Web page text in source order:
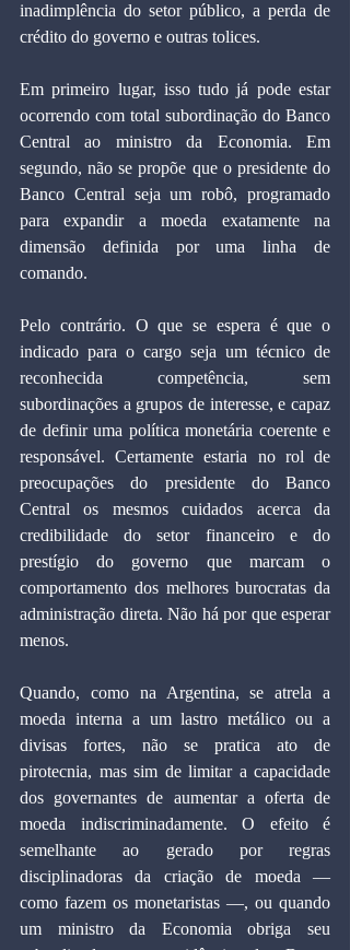
inadimplência do setor público, a perda de
crédito do governo e outras tolices.
Em primeiro lugar, isso tudo já pode estar
ocorrendo com total subordinação do Banco
Central ao ministro da Economia. Em
segundo, não se propõe que o presidente do
Banco Central seja um robô, programado
para expandir a moeda exatamente na
dimensão definida por uma linha de
comando.
Pelo contrário. O que se espera é que o
indicado para o cargo seja um técnico de
reconhecida competência, sem
subordinações a grupos de interesse, e capaz
de definir uma política monetária coerente e
responsável. Certamente estaria no rol de
preocupações do presidente do Banco
Central os mesmos cuidados acerca da
credibilidade do setor financeiro e do
prestígio do governo que marcam o
comportamento dos melhores burocratas da
administração direta. Não há por que esperar
menos.
Quando, como na Argentina, se atrela a
moeda interna a um lastro metálico ou a
divisas fortes, não se pratica ato de
pirotecnia, mas sim de limitar a capacidade
dos governantes de aumentar a oferta de
moeda indiscriminadamente. O efeito é
semelhante ao gerado por regras
disciplinadoras da criação de moeda —
como fazem os monetaristas —, ou quando
um ministro da Economia obriga seu